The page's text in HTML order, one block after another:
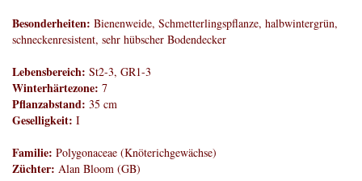
Besonderheiten: Bienenweide, Schmetterlingspflanze, halbwintergrün,
schneckenresistent, sehr hübscher Bodendecker
Lebensbereich: St2-3, GR1-3
Winterhärtezone: 7
Pflanzabstand: 35 cm
Geselligkeit: I
Familie: Polygonaceae (Knöterichgewächse)
Züchter: Alan Bloom (GB)